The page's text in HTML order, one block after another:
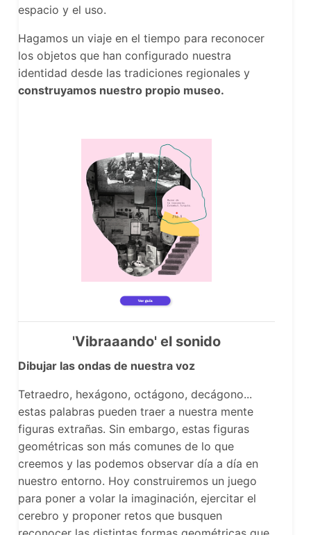
espacio y el uso.
Hagamos un viaje en el tiempo para reconocer
los objetos que han configurado nuestra
identidad desde las tradiciones regionales y
construyamos nuestro propio museo.
'Vibraaando' el sonido
Dibujar las ondas de nuestra voz
Tetraedro, hexágono, octágono, decágono...
estas palabras pueden traer a nuestra mente
figuras extrañas. Sin embargo, estas figuras
geométricas son más comunes de lo que
creemos y las podemos observar día a día en
nuestro entorno. Hoy construiremos un juego
para poner a volar la imaginación, ejercitar el
cerebro y proponer retos que busquen